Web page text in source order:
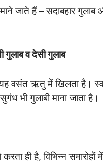
जाते हैं – सदाबहार
व देसी गुलाब
वसंत ऋतु में खिलता है।
भी गुलाबी माना जाता है।
ही है, विभिन्न